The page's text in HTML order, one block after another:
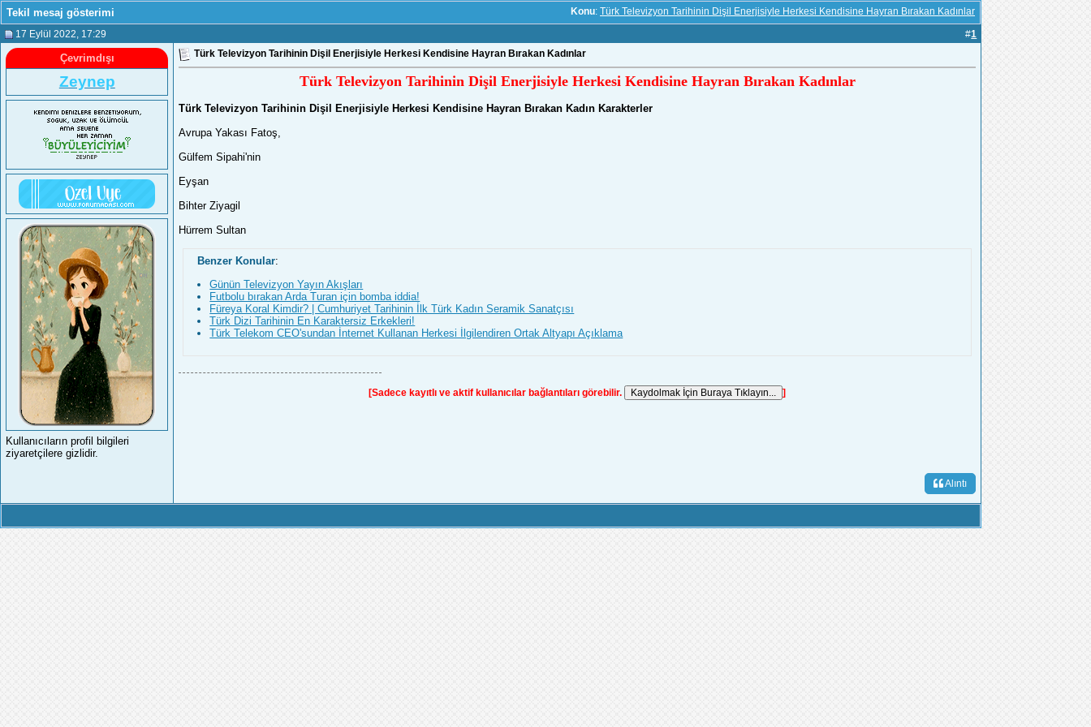
Konu: Türk Televizyon Tarihinin Dişil Enerjisiyle Herkesi Kendisine Hayran Bırakan Kadınlar
Tekil mesaj gösterimi
17 Eylül 2022 , 17:29 #1
Çevrimdışı
Zeynep
Kullanıcıların profil bilgileri
ziyaretçilere gizlidir.
Türk Televizyon Tarihinin Dişil Enerjisiyle Herkesi Kendisine Hayran Bırakan Kadınlar
Türk Televizyon Tarihinin Dişil Enerjisiyle Herkesi Kendisine Hayran Bırakan Kadınlar
Türk Televizyon Tarihinin Dişil Enerjisiyle Herkesi Kendisine Hayran Bırakan Kadın Karakterler
Avrupa Yakası Fatoş,
Gülfem Sipahi'nin
Eyşan
Bihter Ziyagil
Hürrem Sultan
Benzer Konular:
Günün Televizyon Yayın Akışları
Futbolu bırakan Arda Turan için bomba iddia!
Füreya Koral Kimdir? | Cumhuriyet Tarihinin İlk Türk Kadın Seramik Sanatçısı
Türk Dizi Tarihinin En Karaktersiz Erkekleri!
Türk Telekom CEO'sundan İnternet Kullanan Herkesi İlgilendiren Ortak Altyapı Açıklama
[Sadece kayıtlı ve aktif kullanıcılar bağlantıları görebilir. ]
Alıntı